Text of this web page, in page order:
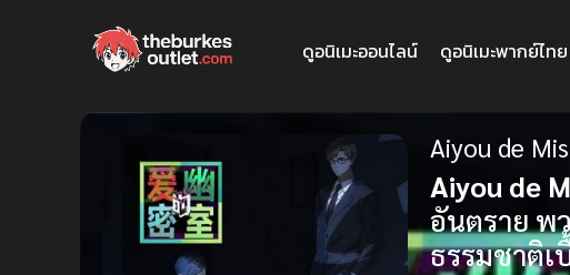
ดูอนิเมะออนไลน์ ดูอนิเมะพากย์ไทย
Aiyou de
Aiyou de
อันตราย พ
ธรรมชาติเ